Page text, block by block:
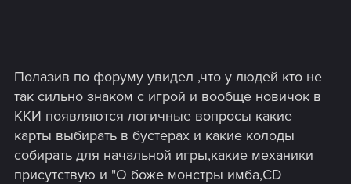
Полазив по форуму увидел ,что у людей кто не
так сильно знаком с игрой и вообще новичок в
ККИ появляются логичные вопросы какие
карты выбирать в бустерах и какие колоды
собирать для начальной игры,какие механики
присутствую и "О боже монстры имба,CD